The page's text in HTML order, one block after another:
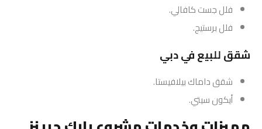
فلل جست كافالي.
فلل برستيج.
شقق للبيع في دبي
شقق داماك بيلافيستا.
أيكون سيتي.